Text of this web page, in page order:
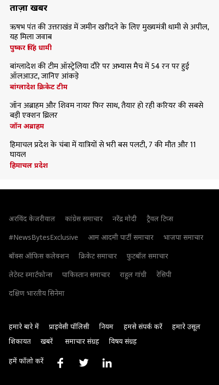
ताज़ा खबरें
ऋषभ पंत की उत्तराखंड में जमीन खरीदने के लिए मुख्यमंत्री धामी से अपील,
यह मिला जवाब
पुष्कर सिंह धामी
बांग्लादेश की टीम ऑस्ट्रेलिया दौरे पर अभ्यास मैच में 54 रन पर हुई
ऑलआउट, जानिए आंकड़े
बांग्लादेश क्रिकेट टीम
जॉन अब्राहम और शिवम नायर फिर साथ, तैयार हो रही करियर की सबसे
बड़ी एक्शन थ्रिलर
जॉन अब्राहम
हिमाचल प्रदेश के चंबा में यात्रियों से भरी बस पलटी, 7 की मौत और 11
घायल
हिमाचल प्रदेश
अरविंद केजरीवाल कांग्रेस समाचार नरेंद्र मोदी
ट्रैवल टिप्स
#NewsBytesExclusive
आम आदमी पार्टी समाचार
भाजपा समाचार
बॉक्स ऑफिस कलेक्शन
क्रिकेट समाचार
फुटबॉल समाचार
लेटेस्ट स्मार्टफोन्स
पाकिस्तान समाचार राहुल गांधी
रेसिपी
दक्षिण भारतीय सिनेमा
हमारे बारे में प्राइवेसी पॉलिसी नियम हमसे संपर्क करें
हमारे उसूल
शिकायत
खबरें समाचार संग्रह विषय संग्रह
हमें फॉलो करें